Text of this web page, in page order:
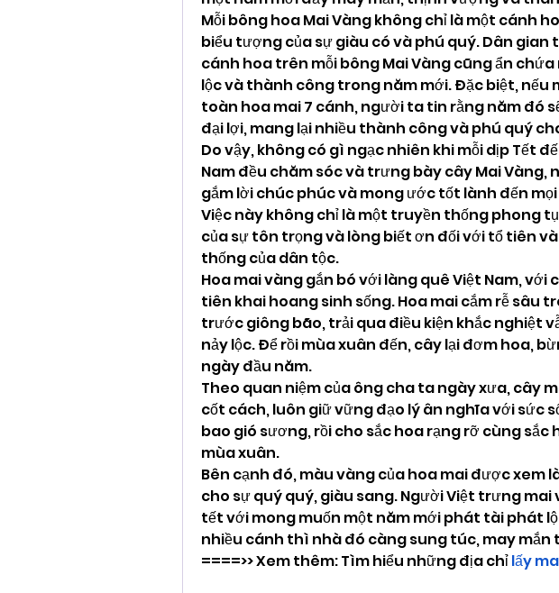
Mỗi bông hoa Mai Vàng không chỉ là một cánh
biểu tượng của sự giàu có và phú quý. Dân gian
cánh hoa trên mỗi bông Mai Vàng cũng ẩn
lộc và thành công trong năm mới. Đặc biệt, nếu
toàn hoa mai 7 cánh, người ta tin rằng năm đó
đại lợi, mang lại nhiều thành công và phú quý
Do vậy, không có gì ngạc nhiên khi mỗi dịp Tết
Nam đều chăm sóc và trưng bày cây Mai Vàng,
gắm lời chúc phúc và mong ước tốt lành đến
Việc này không chỉ là một truyền thống phong
của sự tôn trọng và lòng biết ơn đối với tổ tiên
thống của dân tộc.
Hoa mai vàng gắn bó với làng quê Việt Nam, với
tiên khai hoang sinh sống. Hoa mai cắm rễ sâu
trước giông bão, trải qua điều kiện khắc nghiệt
nảy lộc. Để rồi mùa xuân đến, cây lại đơm hoa,
ngày đầu năm.
Theo quan niệm của ông cha ta ngày xưa, cây
cốt cách, luôn giữ vững đạo lý ân nghĩa với sức
bao gió sương, rồi cho sắc hoa rạng rỡ cùng
mùa xuân.
Bên cạnh đó, màu vàng của hoa mai được xem
cho sự quý quý, giàu sang. Người Việt trưng
tết với mong muốn một năm mới phát tài phát
nhiều cánh thì nhà đó càng sung túc, may mắn
====>> Xem thêm: Tìm hiểu những địa chỉ lấy